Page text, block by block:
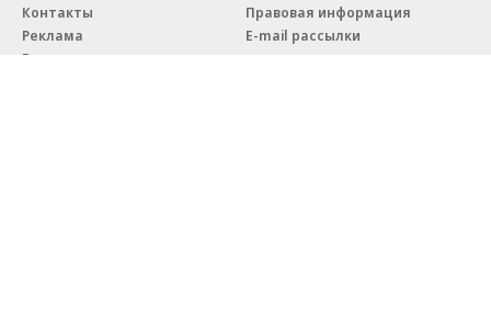
Контакты
Реклама
Вакансии
Правовая информация
E-mail рассылки